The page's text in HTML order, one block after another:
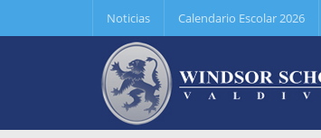
Noticias Calendario Escolar 2026